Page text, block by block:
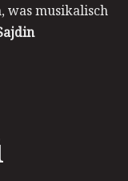
was musikalisch